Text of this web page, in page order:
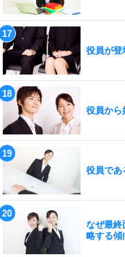
役員が登
役員から
役員であ
なぜ最終
略する傾